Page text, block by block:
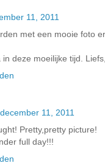
11, 2011
met een mooie foto
in deze moeilijke tijd.
december 11, 2011
Pretty,pretty picture!
full day!!!